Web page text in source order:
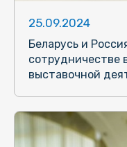
25.09.2024
Беларусь и
сотрудничестве
выставочной